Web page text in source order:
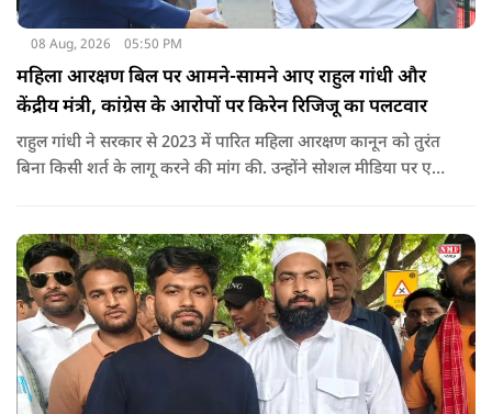
08 Aug, 2026 05:50 PM
महिला आरक्षण बिल पर आमने-सामने आए राहुल गांधी और
केंद्रीय मंत्री, कांग्रेस के आरोपों पर किरेन रिजिजू का पलटवार
राहुल गांधी ने सरकार से 2023 में पारित महिला आरक्षण कानून को तुरंत
बिना किसी शर्त के लागू करने की मांग की. उन्होंने सोशल मीडिया पर एक